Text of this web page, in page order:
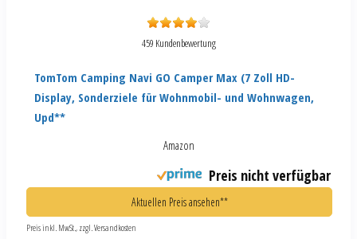
459 Kundenbewertung
TomTom Camping Navi GO Camper Max (7 Zoll HD-
Display, Sonderziele für Wohnmobil- und Wohnwagen,
Upd**
Amazon
Preis nicht verfügbar
Aktuellen Preis ansehen**
Preis inkl. MwSt., zzgl. Versandkosten